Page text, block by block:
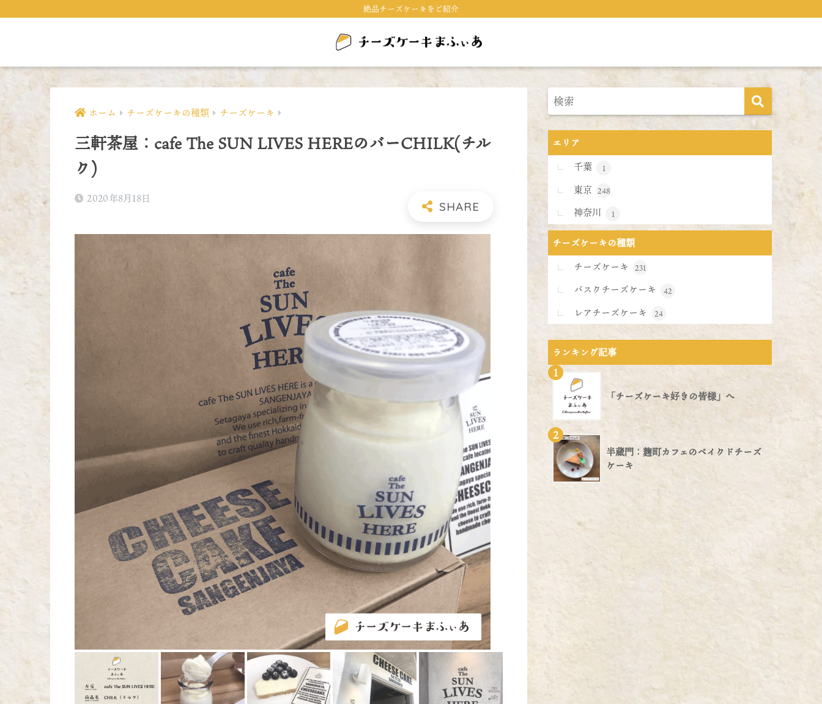
絶品チーズケーキをご紹介
ホーム チーズケーキの種類 チーズケーキ
三軒茶屋：cafe The SUN LIVES HEREのバーCHILK(チル
ク)
2020年8月18日
エリア
千葉
1
東京 248
神奈川 1
チーズケーキの種類
チーズケーキ
231
バスクチーズケーキ 42
レアチーズケーキ 24
ランキング記事
1
「チーズケーキ好きの皆様」へ
2
半蔵門：麹町カフェのベイクドチーズ
ケーキ